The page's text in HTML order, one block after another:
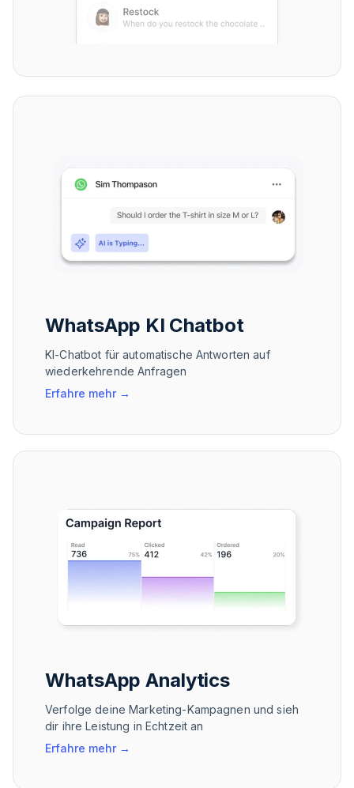
WhatsApp KI Chatbot
KI-Chatbot für automatische Antworten auf
wiederkehrende Anfragen
Erfahre mehr→
WhatsApp Analytics
Verfolge deine Marketing-Kampagnen und sieh
dir ihre Leistung in Echtzeit an
Erfahre mehr→